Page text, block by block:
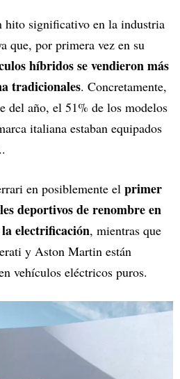
hito significativo en la industria
que, por primera vez en su
híbridos se vendieron más
tradicionales. Concretamente,
del año, el 51% de los modelos
italiana estaban equipados
en posiblemente el primer
deportivos de renombre en
electrificación, mientras que
y Aston Martin están
vehículos eléctricos puros.